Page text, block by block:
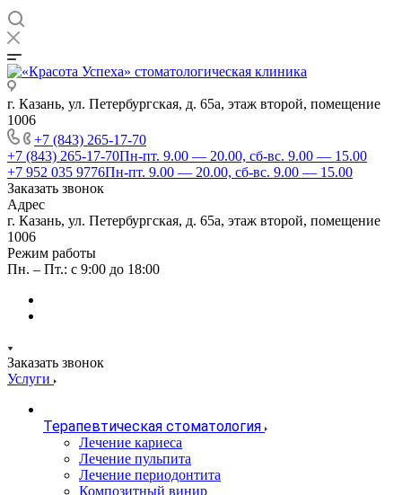
г. Казань, ул. Петербургская, д. 65а, этаж второй, помещение
1006
+7 (843) 265-17-70
+7 (843) 265-17-70Пн-пт. 9.00 — 20.00, сб-вс. 9.00 — 15.00
+7 952 035 9776Пн-пт. 9.00 — 20.00, сб-вс. 9.00 — 15.00
Заказать звонок
Адрес
г. Казань, ул. Петербургская, д. 65а, этаж второй, помещение
1006
Режим работы
Пн. – Пт.: с 9:00 до 18:00
Заказать звонок
Услуги
Терапевтическая стоматология
Лечение кариеса
Лечение пульпита
Лечение периодонтита
Композитный винир